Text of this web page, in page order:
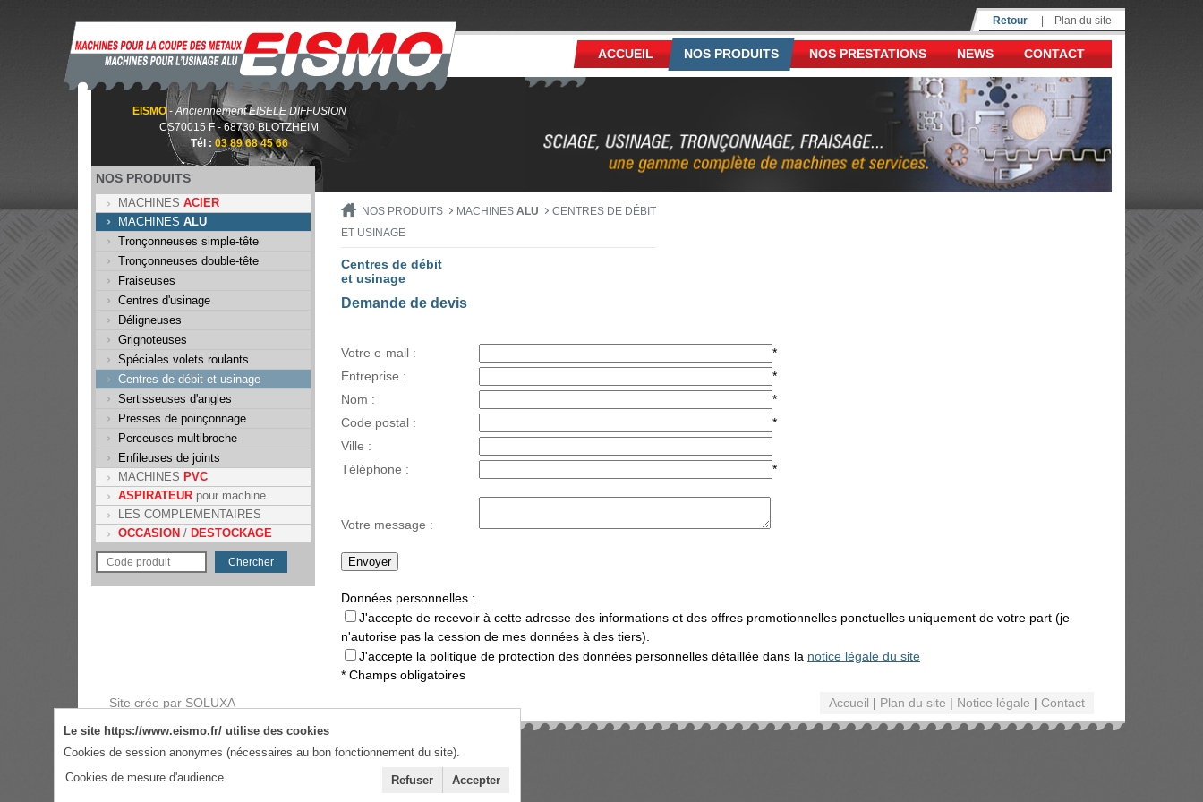
Retour Plan du site
ACCUEIL NOS PRODUITS NOS PRESTATIONS NEWS CONTACT
EISMO-Anciennement EISELE DIFFUSION
CS70015 F - 68730 BLOTZHEIM
Tél : 03 89 68 45 66
NOS PRODUITS
MACHINES ACIER
MACHINES ALU
Tronçonneuses simple-tête
Tronçonneuses double-tête
Fraiseuses
Centres d'usinage
Déligneuses
Grignoteuses
Spéciales volets roulants
Centres de débit et usinage
Sertisseuses d'angles
Presses de poinçonnage
Perceuses multibroche
Enfileuses de joints
MACHINES PVC
ASPIRATEUR pour machine
LES COMPLEMENTAIRES
OCCASION / DESTOCKAGE
NOS PRODUITS MACHINES ALU
CENTRES DE DÉBIT
ET USINAGE
Centres de débit
et usinage
Demande de devis
Votre e-mail :
*
Entreprise :
*
Nom :
*
Code postal :
*
Ville :
Téléphone :
*
Votre message :
Données personnelles :
J'accepte de recevoir à cette adresse des informations et des offres promotionnelles ponctuelles uniquement de votre part (je
n'autorise pas la cession de mes données à des tiers).
J'accepte la politique de protection des données personnelles détaillée dans la notice légale du site
* Champs obligatoires
Accueil | Plan du site | Notice légale | Contact
Site crée par SOLUXA
Le site https://www.eismo.fr/ utilise des cookies
Cookies de session anonymes (nécessaires au bon fonctionnement du site).
Cookies de mesure d'audience
Refuser Accepter